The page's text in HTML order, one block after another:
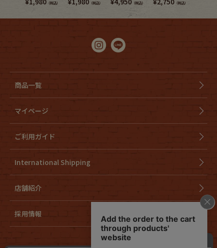
（税込） （税込） （税込） （税込）
商品一覧
マイページ
ご利用ガイド
International Shipping
店舗紹介
採用情報